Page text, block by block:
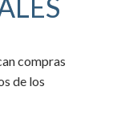
compras
de los